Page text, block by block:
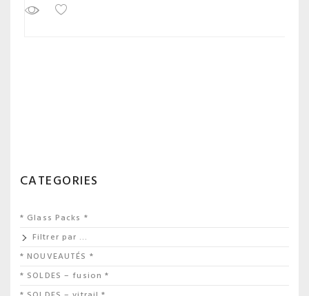
CATEGORIES
* Glass Packs *
Filtrer par …
* NOUVEAUTÉS *
* SOLDES – fusion *